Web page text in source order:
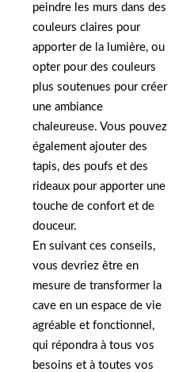
peindre les murs dans des
couleurs claires pour
apporter de la lumière, ou
opter pour des couleurs
plus soutenues pour créer
une ambiance
chaleureuse. Vous pouvez
également ajouter des
tapis, des poufs et des
rideaux pour apporter une
touche de confort et de
douceur.
En suivant ces conseils,
vous devriez être en
mesure de transformer la
cave en un espace de vie
agréable et fonctionnel,
qui répondra à tous vos
besoins et à toutes vos